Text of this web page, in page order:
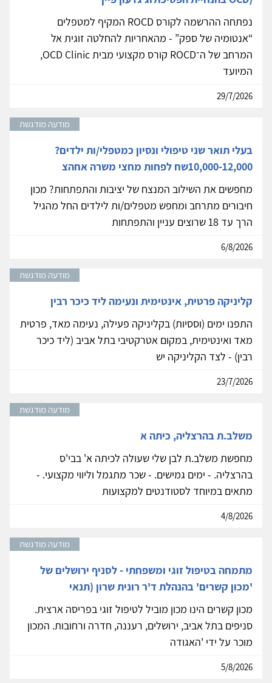
נפתחה ההרשמה לקורס ROCD המקיף למטפלים
“אנטומיה של ספק” - מהאחריות להחלטה זוגית אל
המרחב של ה־ROCD קורס מקצועי מבית OCD Clinic,
המיועד
29/7/2026
מודעה מודגשת
בעלי תואר שני טיפולי ונסיון כמטפלי/ות ילדים?
10,000-12,000שח לפחות מחצי משרה אחהצ
מחפשים את השילוב המנצח של יציבות והתפתחות? מכון
חיבורים מתרחב ומחפש מטפלים/ות לילדים החל מהגיל
הרך עד 18 שרוצים עניין והתפתחות
6/8/2026
מודעה מודגשת
קליניקה פרטית, אינטימית ונעימה ליד כיכר רבין
התפנו ימים (וססיות) בקליניקה פעילה, נעימה מאד, פרטית
מאד ואינטימית, במקום אטרקטיבי בתל אביב (ליד כיכר
רבין) - לצד הקליניקה יש
23/7/2026
מודעה מודגשת
משלב.ת בהרצליה, כיתה א
מחפשת משלב.ת לבן שלי שעולה לכיתה א' בבי'ס
בהרצליה. - ימים גמישים. - שכר מתגמל וליווי מקצועי. -
מתאים במיוחד לסטודנטים למקצועות
4/8/2026
מודעה מודגשת
מתמחה בטיפול זוגי ומשפחתי - לסניף ירושלים של
'מכון קשרים' בהנהלת ד'ר רונית שרון (תנאי
מכון קשרים הינו מכון מוביל לטיפול זוגי בפריסה ארצית.
סניפים בתל אביב, ירושלים, רעננה, חדרה ורחובות. המכון
מוכר על ידי 'האגודה
5/8/2026